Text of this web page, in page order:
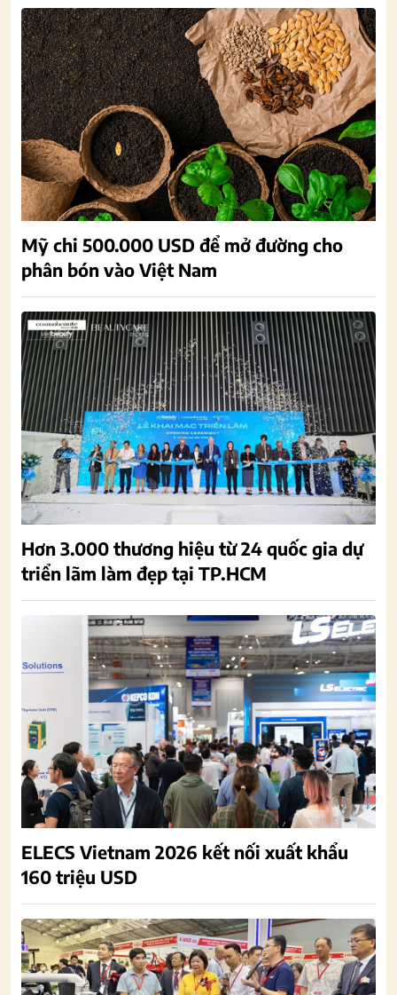
Mỹ chi 500.000 USD để mở đường cho
phân bón vào Việt Nam
Hơn 3.000 thương hiệu từ 24 quốc gia dự
triển lãm làm đẹp tại TP.HCM
ELECS Vietnam 2026 kết nối xuất khẩu
160 triệu USD